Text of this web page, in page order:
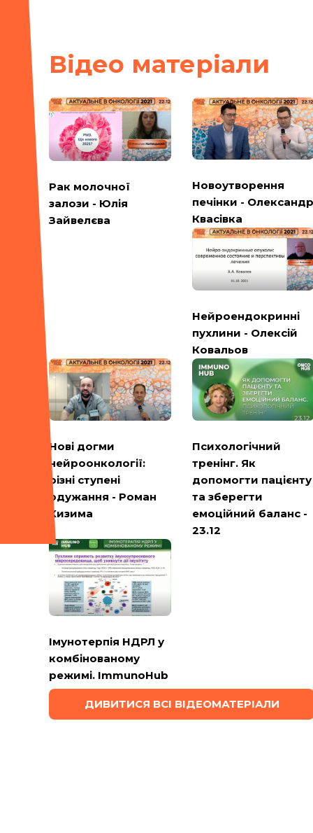
Вiдео матерiали
Рак молочної
залози - Юлія
Зайвелєва
Новоутворення
печінки - Олександр
Квасівка
Нейроендокринні
пухлини - Олексій
Ковальов
Нові догми
нейроонкології:
різні ступені
одужання - Роман
Кизима
Психологічний
тренінг. Як
допомогти пацієнту
та зберегти
емоційний баланс -
23.12
Імунотерпія НДРЛ у
комбінованому
режимі. ImmunoHub
ДИВИТИСЯ ВСІ ВІДЕОМАТЕРІАЛИ